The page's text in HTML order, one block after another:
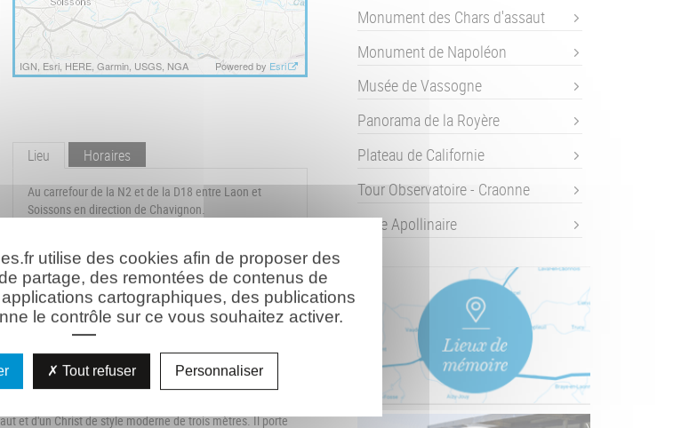
[Chavignon] Calvaire de l'ange-gardien, mars 2017
IGN, Esri, HERE, Garmin, USGS, NGA Powered by Esri
Lieu Horaires
Au carrefour de la N2 et de la D18 entre Laon et
Soissons en direction de Chavignon.
49° 27' 31.877" N / 3° 29' 32.040" E
depuis 2005 au centre d'un échangeur, puisque son
18 marquant l'entrée du Chemin des
et d'un Christ de style moderne de trois mètres. Il porte
Monument des Chars d'assaut
Monument de Napoléon
Musée de Vassogne
Panorama de la Royère
Plateau de Californie
Tour Observatoire - Craonne
Stèle Apollinaire
utilise des cookies afin de proposer des
partage, des remontées de contenus de
cartographiques, des publications
le contrôle sur ce vous souhaitez activer.
Tout refuser Personnaliser